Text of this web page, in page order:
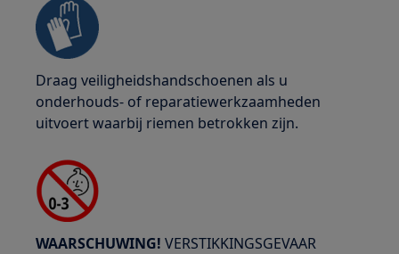
Draag veiligheidshandschoenen als u
onderhouds- of reparatiewerkzaamheden
uitvoert waarbij riemen betrokken zijn.
WAARSCHUWING! VERSTIKKINGSGEVAAR